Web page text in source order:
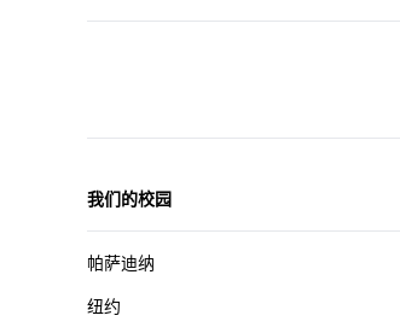
我们的校园
帕萨迪纳
纽约